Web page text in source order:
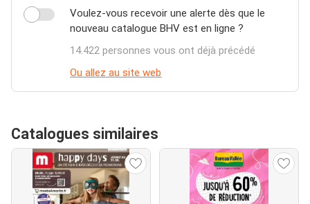
Voulez-vous recevoir une alerte dès que le
nouveau catalogue BHV est en ligne ?
14.422 personnes vous ont déjà précédé
Ou allez au site web
Catalogues similaires